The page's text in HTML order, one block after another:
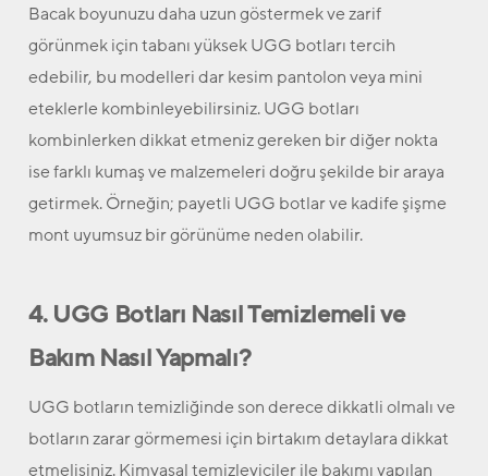
Bacak boyunuzu daha uzun göstermek ve zarif
görünmek için tabanı yüksek UGG botları tercih
edebilir, bu modelleri dar kesim pantolon veya mini
eteklerle kombinleyebilirsiniz. UGG botları
kombinlerken dikkat etmeniz gereken bir diğer nokta
ise farklı kumaş ve malzemeleri doğru şekilde bir araya
getirmek. Örneğin; payetli UGG botlar ve kadife şişme
mont uyumsuz bir görünüme neden olabilir.
4. UGG Botları Nasıl Temizlemeli ve
Bakım Nasıl Yapmalı?
UGG botların temizliğinde son derece dikkatli olmalı ve
botların zarar görmemesi için birtakım detaylara dikkat
etmelisiniz. Kimyasal temizleyiciler ile bakımı yapılan